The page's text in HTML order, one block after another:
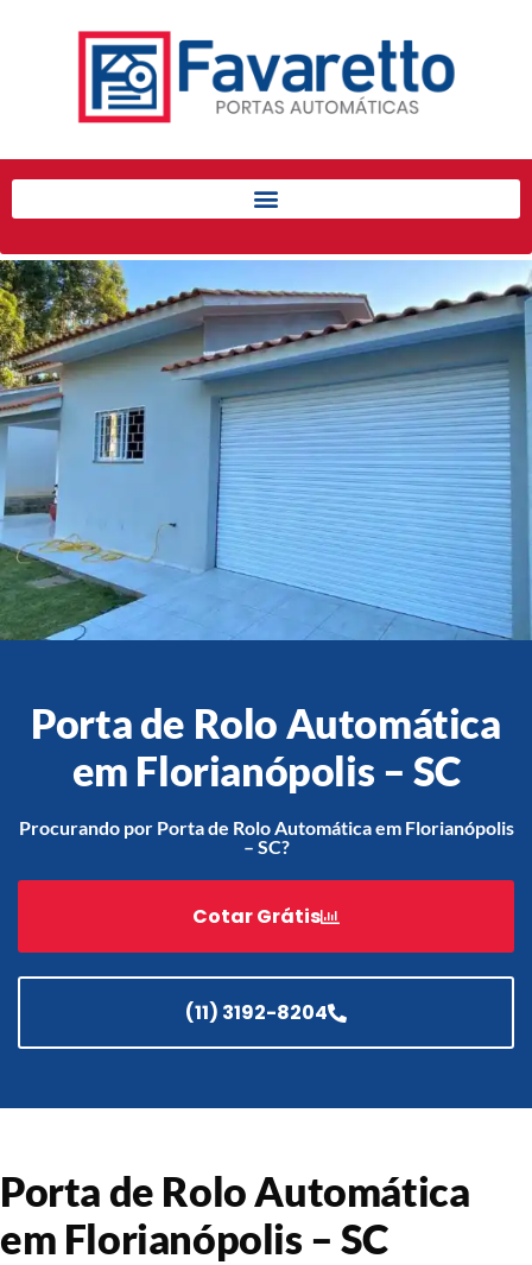
Início
Produtos
Porta de Enrolar Automática
Automatizadores
Acessórios Para Portas de
Enrolar
Pintura eletrostática
Portfólio
Contato
Acessórios
Portão de Garagem de
Enrolar em Teresópolis – RJ
Portão de Garagem de
Enrolar em São Pedro da
Aldeia – RJ
Portão de Garagem de
Enrolar em São Gonçalo – RJ
Enrolar em Rio das Ostras –
Enrolar em Queimados – RJ
Portão de Garagem de
Enrolar em Petrópolis – RJ
Porta de Rolo Automática
em Florianópolis – SC
Procurando por Porta de Rolo Automática em Florianópolis
– SC?
Cotar Grátis
(11) 3192-8204
Porta de Rolo Automática
em Florianópolis – SC